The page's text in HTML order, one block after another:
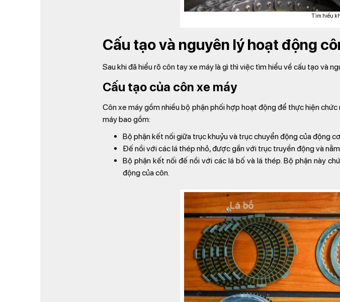
Tìm hiểu
Cấu tạo và nguyên lý hoạt động
Sau khi đã hiểu rõ côn tay xe máy là gì thì việc tìm hiểu về cấu tạo và
Cấu tạo của côn xe máy
Côn xe máy gồm nhiều bộ phận phối hợp hoạt động để thực hiện
máy bao gồm:
Bộ phận kết nối giữa trục khuỷu và trục chuyển động của động
Đế nồi với các lá thép nhỏ, được gắn với trục truyền động và
Bộ phận kết nối đế nồi với các lá bố và lá thép. Bộ phận này
động của côn.